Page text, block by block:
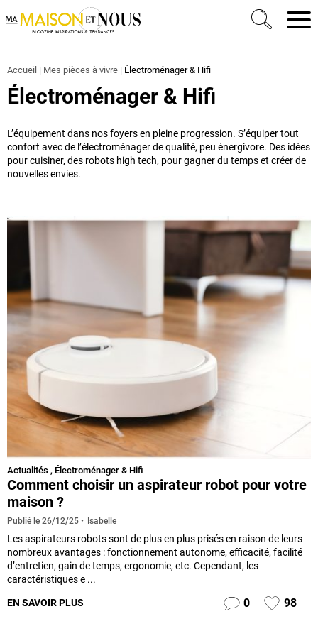
Ma Maison et Nous Construction, rénovation &
Accueil | Mes pièces à vivre | Électroménager & Hifi
Électroménager & Hifi
L’équipement dans nos foyers en pleine progression. S’équiper tout
confort avec de l’électroménager de qualité, peu énergivore. Des idées
pour cuisiner, des robots high tech, pour gagner du temps et créer de
nouvelles envies.
Actualités , Électroménager & Hifi
Comment choisir un aspirateur robot pour votre
maison ?
Publié le 26/12/25 Isabelle
Les aspirateurs robots sont de plus en plus prisés en raison de leurs
nombreux avantages : fonctionnement autonome, efficacité, facilité
d’entretien, gain de temps, ergonomie, etc. Cependant, les
caractéristiques e ...
EN SAVOIR PLUS 0 98